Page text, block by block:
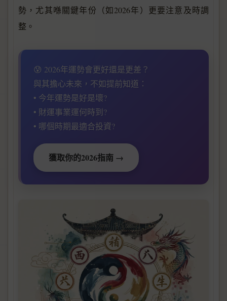
勢，尤其喺關鍵年份（如2026年）更要注意及時調
整。
😰 2026年運勢會更好還是更差？
與其擔心未來，不如提前知道：
• 今年運勢是好是壞?
• 財運事業運何時到?
• 哪個時期最適合投資?
獲取你的2026指南 →